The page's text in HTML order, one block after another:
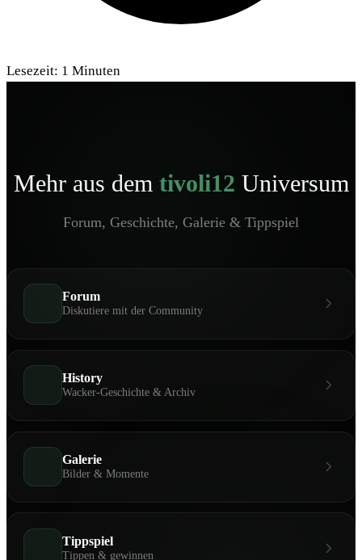
Lesezeit: 1 Minuten
Mehr aus dem tivoli12 Universum
Forum, Geschichte, Galerie & Tippspiel
Forum
Diskutiere mit der Community
History
Wacker-Geschichte & Archiv
Galerie
Bilder & Momente
Tippspiel
Tippen & gewinnen